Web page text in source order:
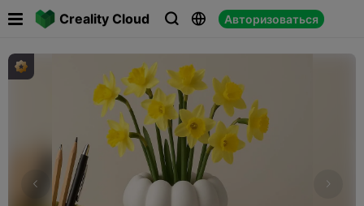
Creality Cloud   Авторизоваться
